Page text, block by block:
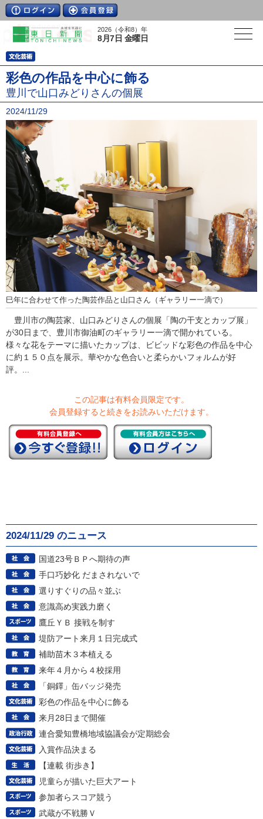
2026（令和8）年
8月7日 金曜日
彩色の作品を中心に飾る
豊川で山口みどりさんの個展
2024/11/29
巳年に合わせて作った陶芸作品と山口さん（ギャラリー一滴で）
豊川市の陶芸家、山口みどりさんの個展「陶の干支とカップ展」
が30日まで、豊川市御油町のギャラリー一滴で開かれている。
様々な花をテーマに描いたカップは、ビビッドな彩色の作品を中心
に約１５０点を展示。華やかな色合いと柔らかいフォルムが好
評。...
この記事は有料会員限定です。
会員登録すると続きをお読みいただけます。
2024/11/29 のニュース
国道23号ＢＰへ期待の声
手口巧妙化 だまされないで
選りすぐりの品々並ぶ
意識高め実践力磨く
鷹丘ＹＢ 接戦を制す
堤防アート来月１日完成式
補助苗木３本植える
来年４月から４校採用
「銅鐸」缶バッジ発売
彩色の作品を中心に飾る
来月28日まで開催
連合愛知豊橋地域協議会が定期総会
入賞作品決まる
【連載 街歩き】
児童らが描いた巨大アート
参加者らスコア競う
武蔵が不戦勝Ｖ